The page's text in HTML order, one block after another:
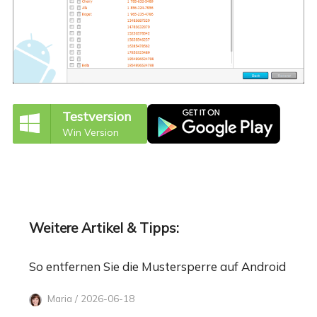
Testversion
Win Version
Weitere Artikel & Tipps:
So entfernen Sie die Mustersperre auf Android
Maria / 2026-06-18